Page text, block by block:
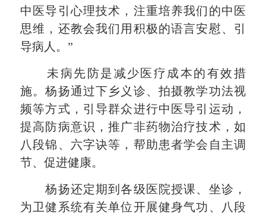
中医导引心理技术，注重培养我们的中医
思维，还教会我们用积极的语言安慰、引
导病人。”
未病先防是减少医疗成本的有效措
施。杨扬通过下乡义诊、拍摄教学功法视
频等方式，引导群众进行中医导引运动，
提高防病意识，推广非药物治疗技术，如
八段锦、六字诀等，帮助患者学会自主调
节、促进健康。
杨扬还定期到各级医院授课、坐诊，
为卫健系统有关单位开展健身气功、八段